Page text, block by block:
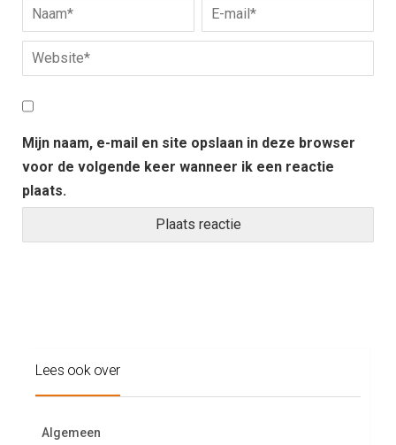
Mijn naam, e-mail en site opslaan in deze browser
voor de volgende keer wanneer ik een reactie
plaats.
Lees ook over
Algemeen